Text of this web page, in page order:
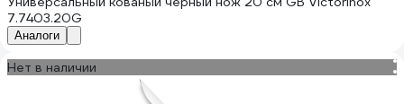
7.7403.20G
Аналоги
Нет в наличии